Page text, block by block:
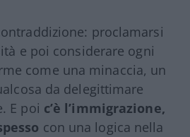
proclamarsi
e poi considerare ogni
come una minaccia, un
da delegittimare
E poi c’è l’immigrazione,
con una logica nella